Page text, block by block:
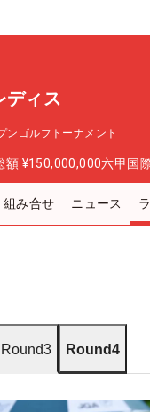
ディス
ンゴルフトーナメント
額 ¥150,000,000六甲国
組み合せ ニュース
Round3 Round4